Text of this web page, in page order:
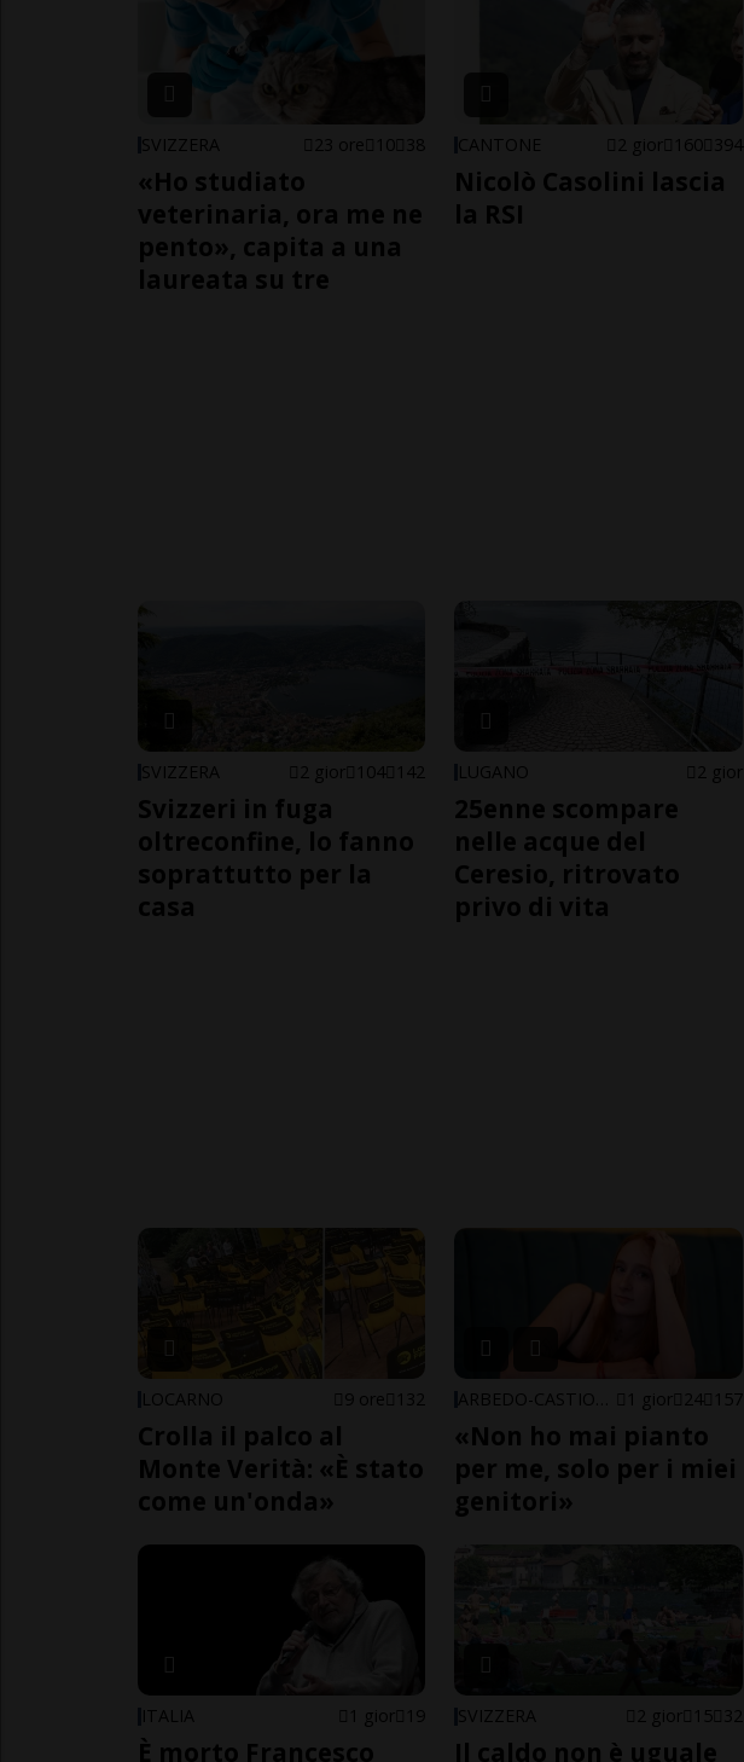
SVIZZERA 23 ore 10 38
«Ho studiato
veterinaria, ora me ne
pento», capita a una
laureata su tre
CANTONE 2 gior 160 394
Nicolò Casolini lascia
la RSI
SVIZZERA 2 gior 104 142
Svizzeri in fuga
oltreconfine, lo fanno
soprattutto per la
casa
LUGANO 2 gior
25enne scompare
nelle acque del
Ceresio, ritrovato
privo di vita
LOCARNO 9 ore 132
Crolla il palco al
Monte Verità: «È stato
come un'onda»
1 gior 24 157
«Non ho mai pianto
per me, solo per i miei
genitori»
ITALIA 1 gior 19
È morto Francesco
SVIZZERA 2 gior 15 32
Il caldo non è uguale